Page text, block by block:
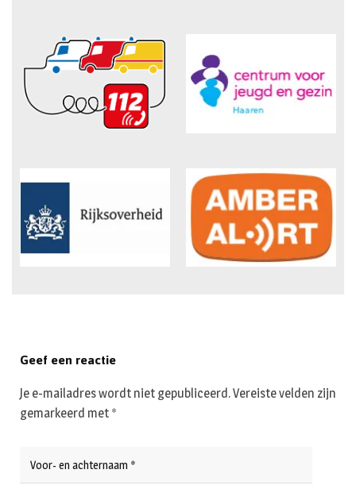
Geef een reactie
Je e-mailadres wordt niet gepubliceerd.Vereiste velden zijn
gemarkeerd met *